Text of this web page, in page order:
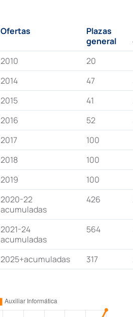
Ofertas
Plazas
general
2010 20
2014 47
2015 41
2016 52
2017 100
2018 100
2019 100
2020-22
acumuladas
426
2021-24
acumuladas
564
2025+acumuladas 317